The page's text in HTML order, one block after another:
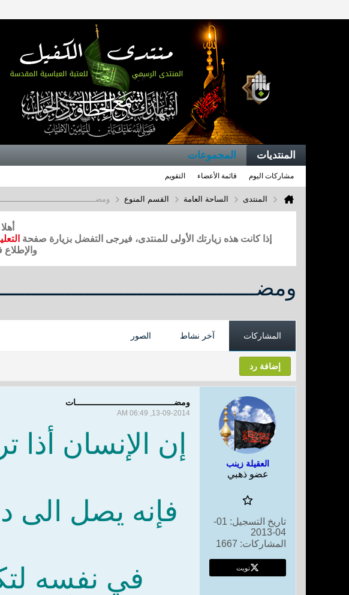
المنتديات المجموعات
مشاركات اليوم قائمة الأعضاء التقويم
المنتدى الساحة العامة القسم المنوع
إذا كانت هذه زيارتك الأولى للمنتدى، فيرجى التفضل بزيارة صفحة
المشاركات آخر نشاط الصور
إضافة رد
العقيلة زينب
عضو ذهبي
تاريخ التسجيل:
01-
04-2013
المشاركات: 1667
تويت
ومضـــــــــــــــــــــــــــــــــــــــــات
13-09-2014, 06:49 AM
إن الإنسان
فإنه يصل الى
في نفسه